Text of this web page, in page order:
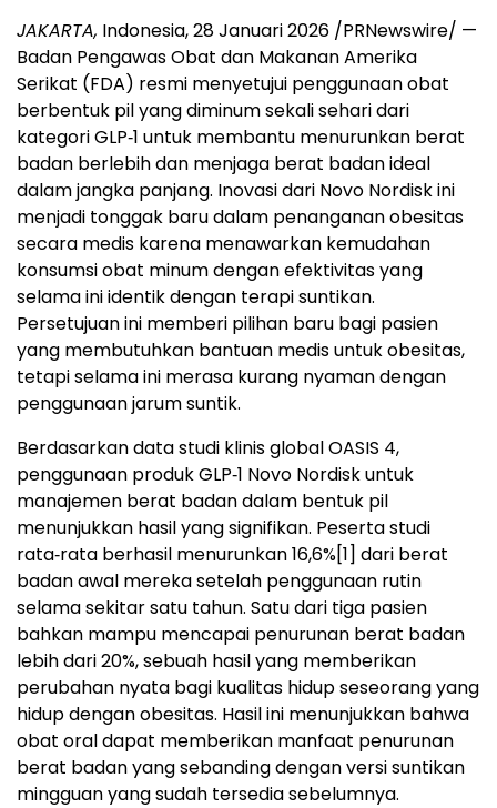
JAKARTA, Indonesia, 28 Januari 2026 /PRNewswire/ —
Badan Pengawas Obat dan Makanan Amerika
Serikat (FDA) resmi menyetujui penggunaan obat
berbentuk pil yang diminum sekali sehari dari
kategori GLP‑1 untuk membantu menurunkan berat
badan berlebih dan menjaga berat badan ideal
dalam jangka panjang. Inovasi dari Novo Nordisk ini
menjadi tonggak baru dalam penanganan obesitas
secara medis karena menawarkan kemudahan
konsumsi obat minum dengan efektivitas yang
selama ini identik dengan terapi suntikan.
Persetujuan ini memberi pilihan baru bagi pasien
yang membutuhkan bantuan medis untuk obesitas,
tetapi selama ini merasa kurang nyaman dengan
penggunaan jarum suntik.
Berdasarkan data studi klinis global OASIS 4,
penggunaan produk GLP‑1 Novo Nordisk untuk
manajemen berat badan dalam bentuk pil
menunjukkan hasil yang signifikan. Peserta studi
rata‑rata berhasil menurunkan 16,6%[1] dari berat
badan awal mereka setelah penggunaan rutin
selama sekitar satu tahun. Satu dari tiga pasien
bahkan mampu mencapai penurunan berat badan
lebih dari 20%, sebuah hasil yang memberikan
perubahan nyata bagi kualitas hidup seseorang yang
hidup dengan obesitas. Hasil ini menunjukkan bahwa
obat oral dapat memberikan manfaat penurunan
berat badan yang sebanding dengan versi suntikan
mingguan yang sudah tersedia sebelumnya.